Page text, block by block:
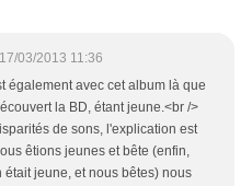
17/03/2013 11:36
également avec cet album là que
la BD, étant jeune.<br />
de sons, l'explication est
êtions jeunes et bête (enfin,
était jeune, et nous bêtes) nous